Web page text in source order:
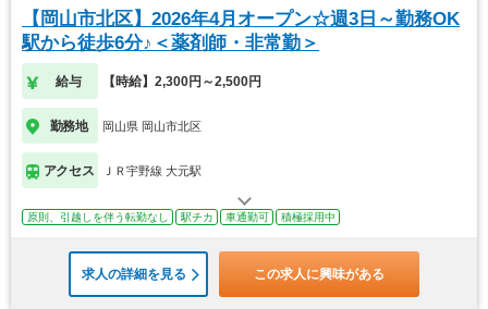
【岡山市北区】2026年4月オープン☆週3日～勤務OK
駅から徒歩6分♪＜薬剤師・非常勤＞
給与 【時給】2,300円～2,500円
勤務地 岡山県 岡山市北区
アクセス ＪＲ宇野線 大元駅
原則、引越しを伴う転勤なし 駅チカ 車通勤可 積極採用中
求人の詳細を見る この求人に興味がある